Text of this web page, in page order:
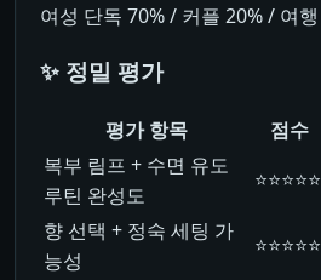
여성 단독 70% / 커플 20% / 여
✨ 정밀 평가
평가 항목 점수
복부 림프 + 수면 유도
루틴 완성도
⭐⭐⭐⭐⭐
향 선택 + 정숙 세팅 가
능성
⭐⭐⭐⭐⭐